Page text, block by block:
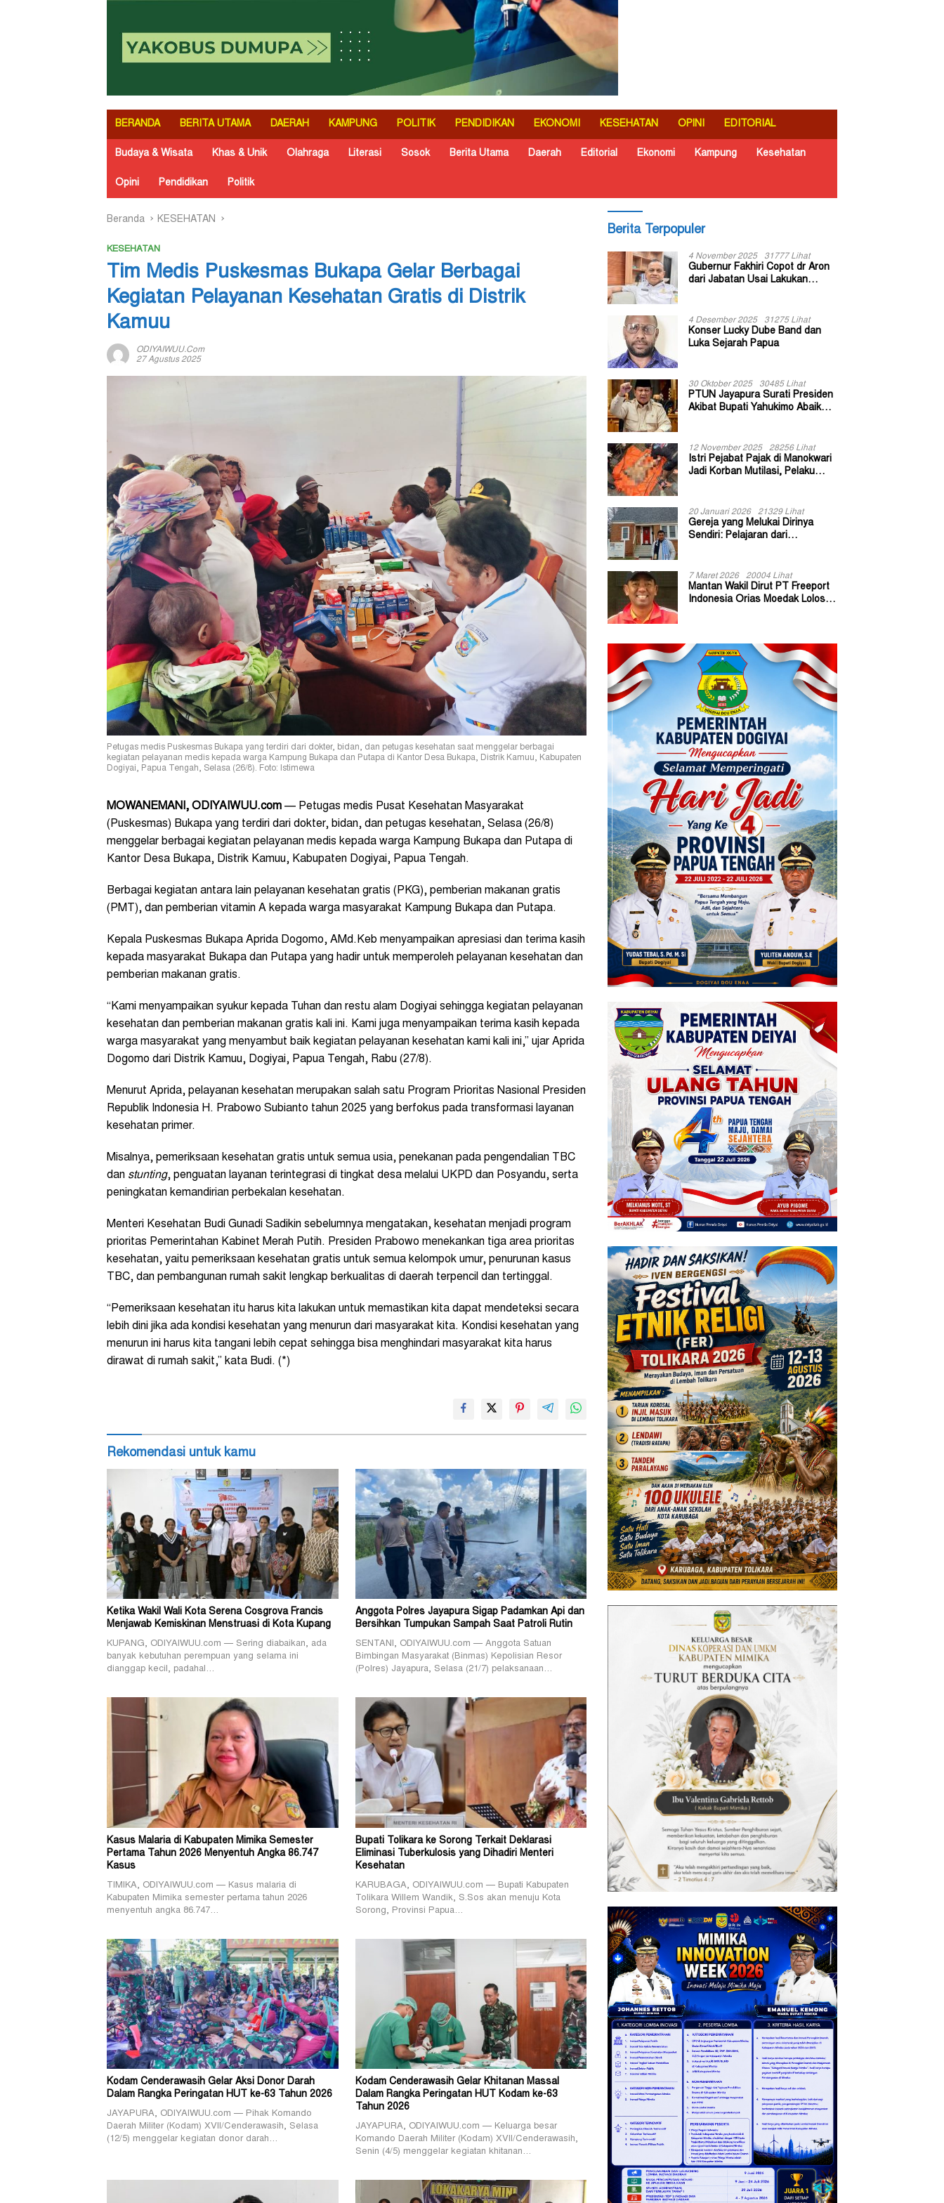
BERANDA BERITA UTAMA DAERAH KAMPUNG POLITIK PENDIDIKAN EKONOMI KESEHATAN OPINI EDITORIAL
Budaya & Wisata Khas & Unik Olahraga Literasi Sosok Berita Utama Daerah Editorial Ekonomi Kampung Kesehatan
Opini Pendidikan Politik
Beranda KESEHATAN
KESEHATAN
Tim Medis Puskesmas Bukapa Gelar Berbagai
Kegiatan Pelayanan Kesehatan Gratis di Distrik
Kamuu
ODIYAIWUU.com
27 Agustus 2025
Petugas medis Puskesmas Bukapa yang terdiri dari dokter, bidan, dan petugas kesehatan saat menggelar berbagai
kegiatan pelayanan medis kepada warga Kampung Bukapa dan Putapa di Kantor Desa Bukapa, Distrik Kamuu, Kabupaten
Dogiyai, Papua Tengah, Selasa (26/8). Foto: Istimewa
MOWANEMANI, ODIYAIWUU.com — Petugas medis Pusat Kesehatan Masyarakat
(Puskesmas) Bukapa yang terdiri dari dokter, bidan, dan petugas kesehatan, Selasa (26/8)
menggelar berbagai kegiatan pelayanan medis kepada warga Kampung Bukapa dan Putapa di
Kantor Desa Bukapa, Distrik Kamuu, Kabupaten Dogiyai, Papua Tengah.
Berbagai kegiatan antara lain pelayanan kesehatan gratis (PKG), pemberian makanan gratis
(PMT), dan pemberian vitamin A kepada warga masyarakat Kampung Bukapa dan Putapa.
Kepala Puskesmas Bukapa Aprida Dogomo, AMd.Keb menyampaikan apresiasi dan terima kasih
kepada masyarakat Bukapa dan Putapa yang hadir untuk memperoleh pelayanan kesehatan dan
pemberian makanan gratis.
“Kami menyampaikan syukur kepada Tuhan dan restu alam Dogiyai sehingga kegiatan pelayanan
kesehatan dan pemberian makanan gratis kali ini. Kami juga menyampaikan terima kasih kepada
warga masyarakat yang menyambut baik kegiatan pelayanan kesehatan kami kali ini,” ujar Aprida
Dogomo dari Distrik Kamuu, Dogiyai, Papua Tengah, Rabu (27/8).
Menurut Aprida, pelayanan kesehatan merupakan salah satu Program Prioritas Nasional Presiden
Republik Indonesia H. Prabowo Subianto tahun 2025 yang berfokus pada transformasi layanan
kesehatan primer.
Misalnya, pemeriksaan kesehatan gratis untuk semua usia, penekanan pada pengendalian TBC
dan stunting, penguatan layanan terintegrasi di tingkat desa melalui UKPD dan Posyandu, serta
peningkatan kemandirian perbekalan kesehatan.
Menteri Kesehatan Budi Gunadi Sadikin sebelumnya mengatakan, kesehatan menjadi program
prioritas Pemerintahan Kabinet Merah Putih. Presiden Prabowo menekankan tiga area prioritas
kesehatan, yaitu pemeriksaan kesehatan gratis untuk semua kelompok umur, penurunan kasus
TBC, dan pembangunan rumah sakit lengkap berkualitas di daerah terpencil dan tertinggal.
“Pemeriksaan kesehatan itu harus kita lakukan untuk memastikan kita dapat mendeteksi secara
lebih dini jika ada kondisi kesehatan yang menurun dari masyarakat kita. Kondisi kesehatan yang
menurun ini harus kita tangani lebih cepat sehingga bisa menghindari masyarakat kita harus
dirawat di rumah sakit,” kata Budi. (*)
Rekomendasi untuk kamu
Ketika Wakil Wali Kota Serena Cosgrova Francis
Menjawab Kemiskinan Menstruasi di Kota Kupang
KUPANG, ODIYAIWUU.com — Sering diabaikan, ada
banyak kebutuhan perempuan yang selama ini
dianggap kecil, padahal…
Anggota Polres Jayapura Sigap Padamkan Api dan
Bersihkan Tumpukan Sampah Saat Patroli Rutin
SENTANI, ODIYAIWUU.com — Anggota Satuan
Bimbingan Masyarakat (Binmas) Kepolisian Resor
(Polres) Jayapura, Selasa (21/7) pelaksanaan…
Kasus Malaria di Kabupaten Mimika Semester
Pertama Tahun 2026 Menyentuh Angka 86.747
Kasus
TIMIKA, ODIYAIWUU.com — Kasus malaria di
Kabupaten Mimika semester pertama tahun 2026
menyentuh angka 86.747…
Bupati Tolikara ke Sorong Terkait Deklarasi
Eliminasi Tuberkulosis yang Dihadiri Menteri
Kesehatan
KARUBAGA, ODIYAIWUU.com — Bupati Kabupaten
Tolikara Willem Wandik, S.Sos akan menuju Kota
Sorong, Provinsi Papua…
Kodam Cenderawasih Gelar Aksi Donor Darah
Dalam Rangka Peringatan HUT ke-63 Tahun 2026
JAYAPURA, ODIYAIWUU.com — Pihak Komando
Daerah Militer (Kodam) XVII/Cenderawasih, Selasa
(12/5) menggelar kegiatan donor darah…
Kodam Cenderawasih Gelar Khitanan Massal
Dalam Rangka Peringatan HUT Kodam ke-63
Tahun 2026
JAYAPURA, ODIYAIWUU.com — Keluarga besar
Komando Daerah Militer (Kodam) XVII/Cenderawasih,
Senin (4/5) menggelar kegiatan khitanan…
Berita Terpopuler
4 November 2025 31777 Lihat
Gubernur Fakhiri Copot dr Aron
dari Jabatan Usai Lakukan
4 Desember 2025 31275 Lihat
Konser Lucky Dube Band dan
Luka Sejarah Papua
30 Oktober 2025 30485 Lihat
PTUN Jayapura Surati Presiden
Akibat Bupati Yahukimo Abaikan
12 November 2025 28256 Lihat
Istri Pejabat Pajak di Manokwari
Jadi Korban Mutilasi, Pelaku
20 Januari 2026 21329 Lihat
Gereja yang Melukai Dirinya
Sendiri: Pelajaran dari
7 Maret 2026 20004 Lihat
Mantan Wakil Dirut PT Freeport
Indonesia Orias Moedak Lolos